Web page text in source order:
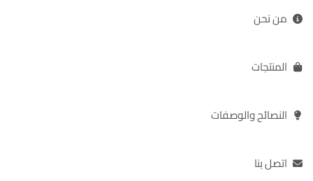
من نحن
المنتجات
النصائح والوصفات
اتصل بنا